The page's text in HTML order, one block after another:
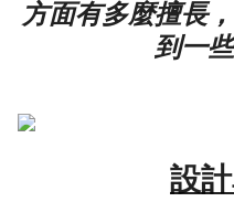
方面有多麼擅長
到一
設